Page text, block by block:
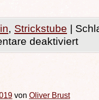
, Strickstube |
deaktiviert
von Oliver Brust